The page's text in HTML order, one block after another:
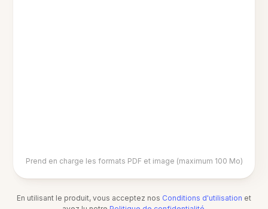
Prend en charge les formats PDF et image (maximum 100 Mo)
En utilisant le produit, vous acceptez nos Conditions d'utilisation et